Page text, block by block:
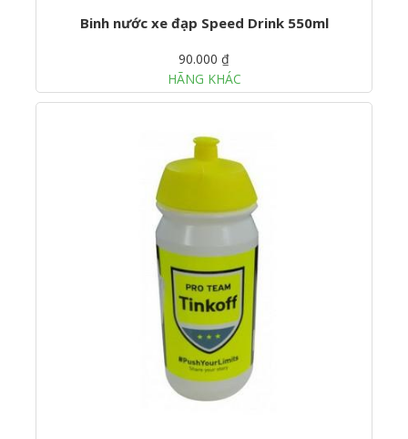
Binh nước xe đạp Speed Drink 550ml
90.000 ₫
HÃNG KHÁC